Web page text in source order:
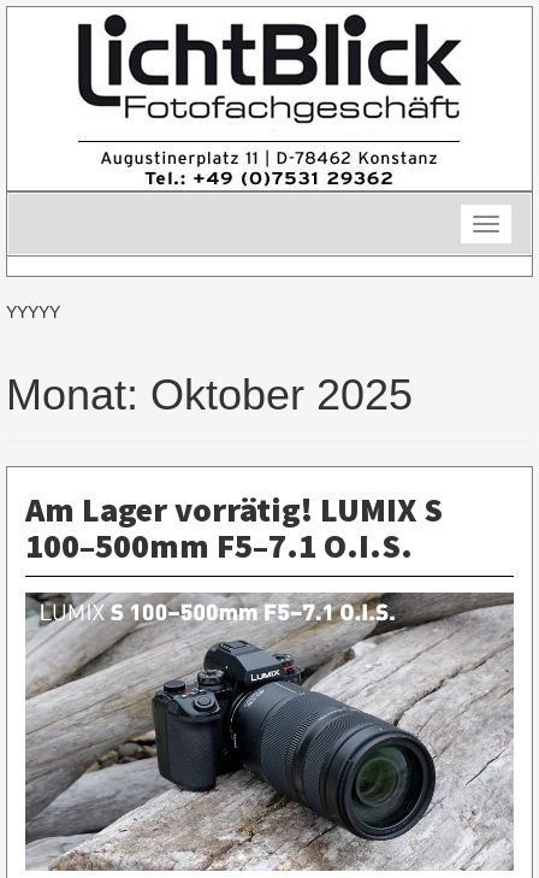
Toggle
YYYYY
Monat: Oktober 2025
Am Lager vorrätig! LUMIX S
100–500mm F5–7.1 O.I.S.